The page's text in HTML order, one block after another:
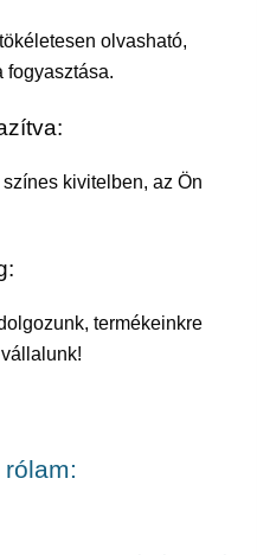
olvasható,
fogyasztása.
kivitelben, az Ön
termékeinkre